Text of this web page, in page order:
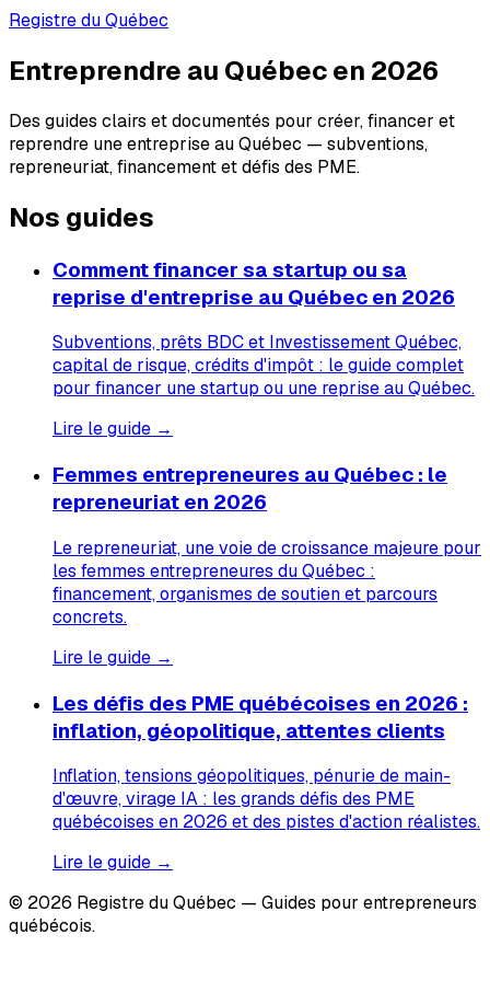
Registre du Québec
Entreprendre au Québec en 2026
Des guides clairs et documentés pour créer, financer et
reprendre une entreprise au Québec — subventions,
repreneuriat, financement et défis des PME.
Nos guides
Comment financer sa startup ou sa
reprise d'entreprise au Québec en 2026
Subventions, prêts BDC et Investissement Québec,
capital de risque, crédits d'impôt : le guide complet
pour financer une startup ou une reprise au Québec.
Lire le guide →
Femmes entrepreneures au Québec : le
repreneuriat en 2026
Le repreneuriat, une voie de croissance majeure pour
les femmes entrepreneures du Québec :
financement, organismes de soutien et parcours
concrets.
Lire le guide →
Les défis des PME québécoises en 2026 :
inflation, géopolitique, attentes clients
Inflation, tensions géopolitiques, pénurie de main-
d'œuvre, virage IA : les grands défis des PME
québécoises en 2026 et des pistes d'action réalistes.
Lire le guide →
© 2026 Registre du Québec — Guides pour entrepreneurs
québécois.